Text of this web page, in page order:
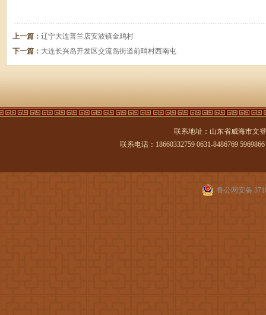
上一篇： 辽宁大连普兰店安波镇金鸡村
下一篇： 大连长兴岛开发区交流岛街道前哨村西南屯
联系地址：山东省威海市文
联系电话：18660332759 0631-8486769
鲁公网安备